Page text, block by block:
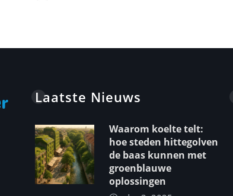
Laatste Nieuws
Waarom koelte telt:
hoe steden hittegolven
de baas kunnen met
groenblauwe
oplossingen